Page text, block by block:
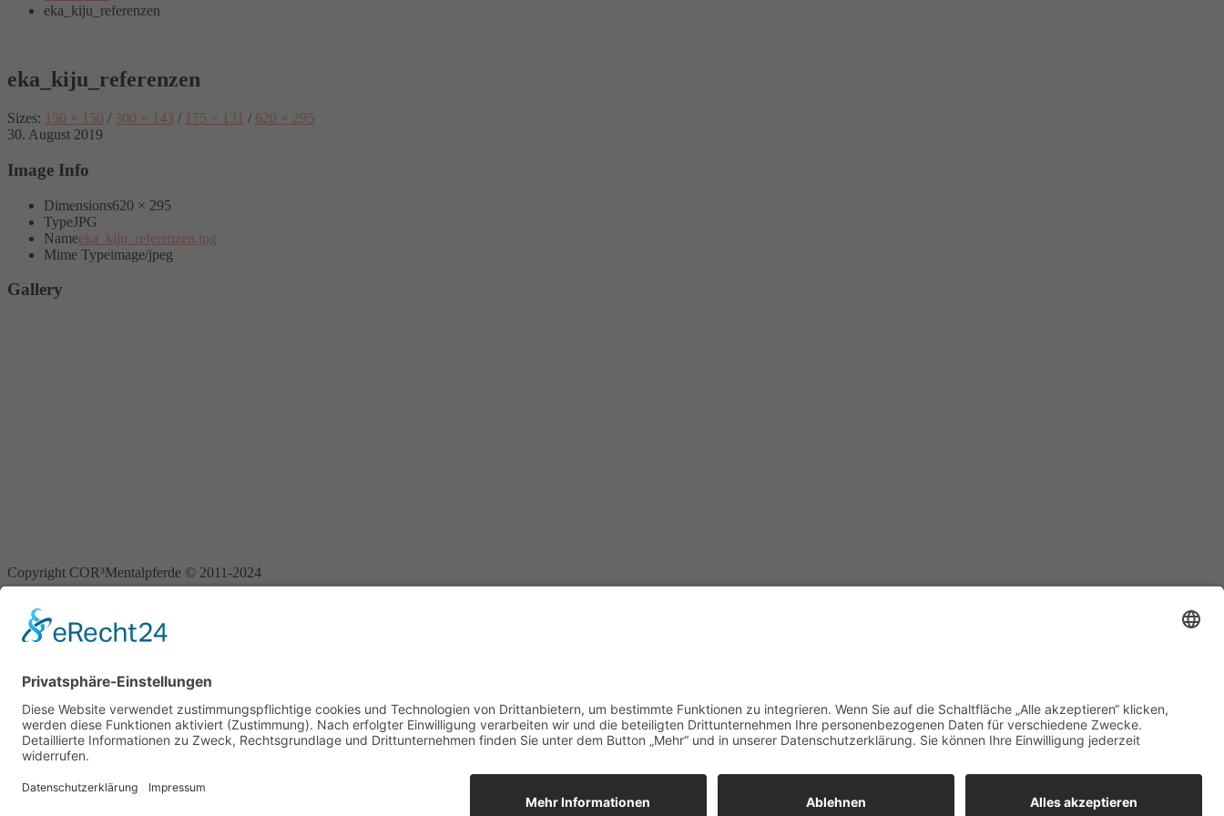
eka_kiju_referenzen
eka_kiju_referenzen
Sizes: 150 × 150 / 300 × 143 / 175 × 131 / 620 × 295
30. August 2019
Image Info
Dimensions620 × 295
TypeJPG
Nameeka_kiju_referenzen.jpg
Mime Typeimage/jpeg
Gallery
Copyright COR³Mentalpferde © 2011-2024
COR3 Mentalpferde
Settings
Weiterbildung
Koop
Mehr
Werte
Praktikum
Team